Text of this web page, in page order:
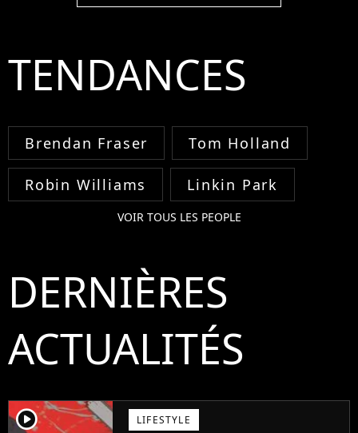
TENDANCES
Brendan Fraser Tom Holland
Robin Williams Linkin Park
VOIR TOUS LES PEOPLE
DERNIÈRES
ACTUALITÉS
player2 LIFESTYLE